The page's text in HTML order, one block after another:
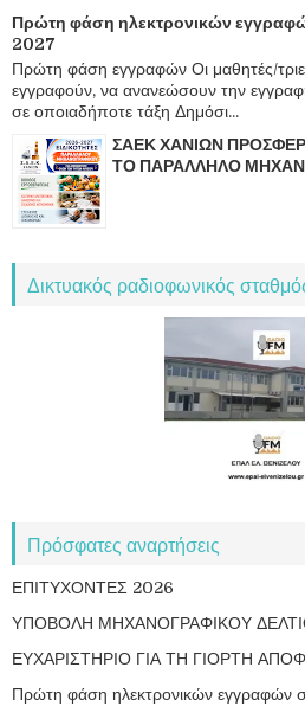
Πρώτη φάση ηλεκτρονικών
2027
Πρώτη φάση εγγραφών Οι μαθητές/
εγγραφούν, να ανανεώσουν την
σε οποιαδήποτε τάξη Δημόσι...
ΣΑΕΚ ΧΑΝΙΩΝ
ΤΟ ΠΑΡΑΛΛΗΛΟ
Δικτυακός ραδιοφωνικός
Πρόσφατες αναρτήσεις
ΕΠΙΤΥΧΟΝΤΕΣ 2026
ΥΠΟΒΟΛΗ ΜΗΧΑΝΟΓΡΑΦΙΚΟΥ
ΕΥΧΑΡΙΣΤΗΡΙΟ ΓΙΑ ΤΗ ΓΙΟΡΤΗ
Πρώτη φάση ηλεκτρονικών εγγραφών